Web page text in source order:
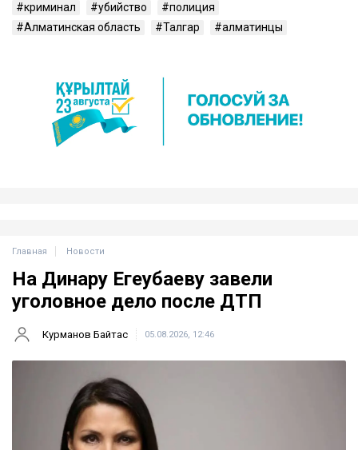
криминал убийство
полиция
Алматинская область
Талгар алматинцы
Главная Новости
На Динару Егеубаеву завели
уголовное дело после ДТП
Курманов Байтас 05.08.2026, 12:46